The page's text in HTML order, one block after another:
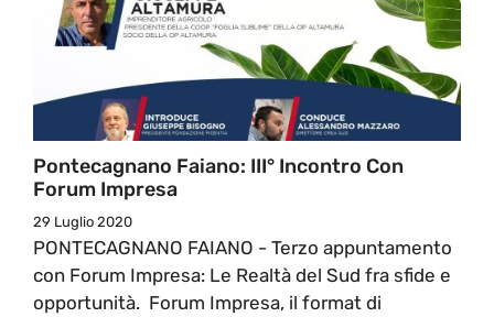
Pontecagnano Faiano: III° Incontro Con
Forum Impresa
29 Luglio 2020
PONTECAGNANO FAIANO - Terzo appuntamento
con Forum Impresa: Le Realtà del Sud fra sfide e
opportunità. Forum Impresa, il format di